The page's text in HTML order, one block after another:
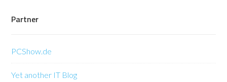
Partner
PCShow.de
Yet another IT Blog